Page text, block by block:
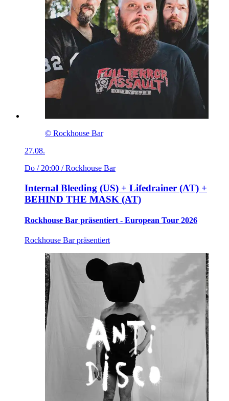
© Rockhouse Bar
27.08.
Do / 20:00 / Rockhouse Bar
Internal Bleeding (US) + Lifedrainer (AT) +
BEHIND THE MASK (AT)
Rockhouse Bar präsentiert - European Tour 2026
Rockhouse Bar präsentiert